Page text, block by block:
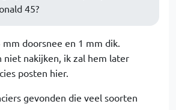
45?
doorsnee en 1 mm dik.
niet nakijken, ik zal hem later
posten hier.
gevonden die veel soorten